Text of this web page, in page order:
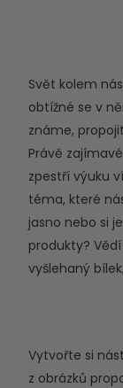
Svět kolem
obtížné se v
známe,
Právě
zpestří výuku
téma, které
jasno nebo si
produkty?
vyšlehaný
Vytvořte si
z obrázků